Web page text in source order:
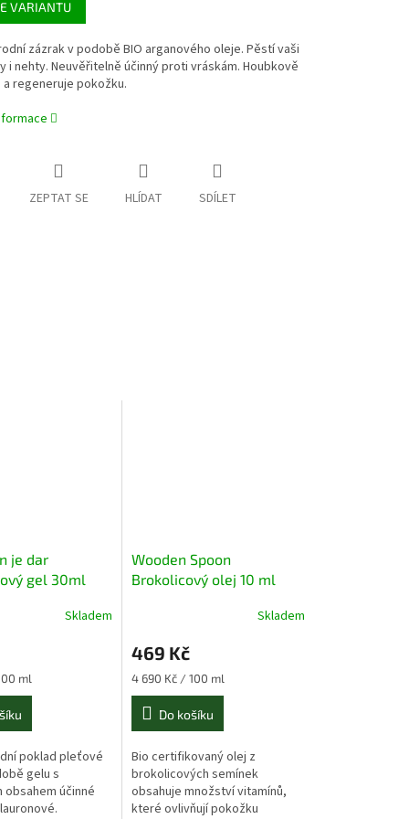
VARIANTU
zázrak v podobě BIO arganového oleje. Pěstí vaši
i nehty. Neuvěřitelně účinný proti vráskám. Houbkově
regeneruje pokožku.
ZEPTAT SE HLÍDAT SDÍLET
je dar
gel 30ml
Skladem
ml
poklad pleťové
gelu s
obsahem účinné
Wooden Spoon
Brokolicový olej 10 ml
Skladem
469 Kč
Měrná
cena:
4 690 Kč / 100 ml
Do košíku
Bio certifikovaný olej z
brokolicových semínek
obsahuje množství vitamínů,
které ovlivňují pokožku